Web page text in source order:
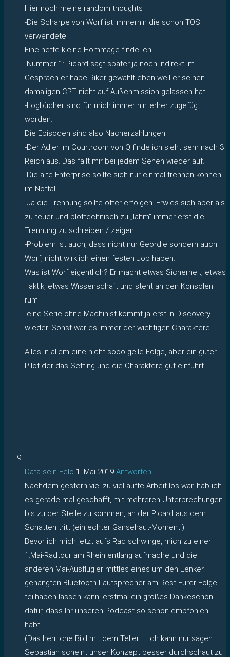
Hier noch meine random thoughts
-Die Schärpe von Worf ist immerhin die schon TOS
verwendete.
Eine nette kleine Hommage finde ich.
-Nummer 1: Picard sagt später ja noch indirekt im
Gespräch er habe Riker gewählt eben weil er seinen
damaligen CPT nicht auf Außenmission gelassen hat.
-Logbücher sind für mich immer hinterher zugefügt
worden.
Die Episoden sind also Nacherzählungen.
-Der Adler im Courtroom von Q finde ich sieht sehr nach 3
Reich aus. Das fällt mir bei jedem Sehen wieder auf.
-Die alte Enterprise sollte sich nur einmal trennen können
im Notfall.
-Ja die Trennung sollte öfter erfolgen. Erwies sich aber als
zu teuer und plottechnisch zu „lahm“ immer erst die
Trennung zu schreiben / zeigen.
-Problem ist auch, dass nicht nur Geordie sondern auch
Worf, nicht wirklich einen festen Job haben.
Was ist Worf eigentlich? Er macht etwas Sicherheit, etwas
Taktik, etwas Wissenschaft und steht an den Konsolen
rum.
-eine Serie ohne Machinist kommt ja erst in Discovery
wieder. Sonst war es immer der wichtigen Charaktere.
Alles in allem eine nicht sooo geile Folge, aber ein guter
Pilot der das Setting und die Charaktere gut einführt.
Data sein Felo 1. Mai 2019 Antworten
Nachdem gestern viel zu viel auffe Arbeit los war, hab ich
es gerade mal geschafft, mit mehreren Unterbrechungen
bis zu der Stelle zu kommen, an der Picard aus dem
Schatten tritt (ein echter Gänsehaut-Moment!)
Bevor ich mich jetzt aufs Rad schwinge, mich zu einer
1.Mai-Radtour am Rhein entlang aufmache und die
anderen Mai-Ausflügler mittles eines um den Lenker
gehängten Bluetooth-Lautsprecher am Rest Eurer Folge
teilhaben lassen kann, erstmal ein großes Dankeschön
dafür, dass Ihr unseren Podcast so schön empfohlen
habt!
(Das herrliche Bild mit dem Teller – ich kann nur sagen:
Sebastian scheint unser Konzept besser durchschaut zu